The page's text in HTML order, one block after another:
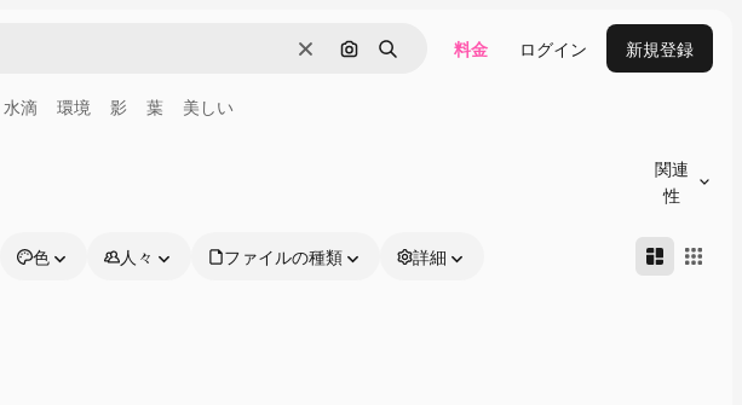
消去 画像で検索
検索 料金 ログイン 新規登録
水滴 環境 影 葉 美しい
関連
性
色 人々 ファイルの種類 詳細